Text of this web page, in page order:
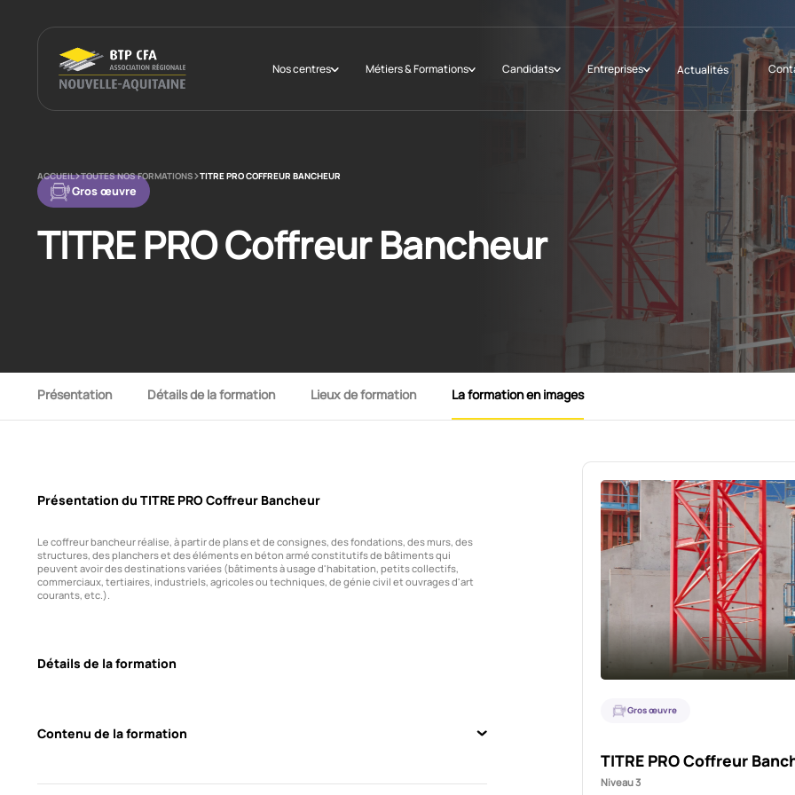
Nos centres Métiers & Formations Candidats Entreprises Actualités
ACCUEIL TOUTES NOS FORMATIONS TITRE PRO COFFREUR BANCHEUR
Gros œuvre
TITRE PRO Coffreur Bancheur
Présentation Détails de la formation Lieux de formation La formation en images
Présentation du TITRE PRO Coffreur Bancheur
Le coffreur bancheur réalise, à partir de plans et de consignes, des fondations, des murs, des
structures, des planchers et des éléments en béton armé constitutifs de bâtiments qui
peuvent avoir des destinations variées (bâtiments à usage d'habitation, petits collectifs,
commerciaux, tertiaires, industriels, agricoles ou techniques, de génie civil et ouvrages d'art
courants, etc.).
Détails de la formation
Contenu de la formation
Gros œuvre
TITRE PRO Coffreur
Niveau 3